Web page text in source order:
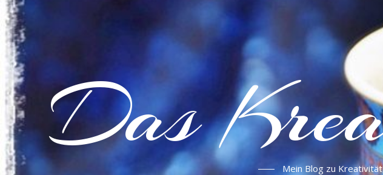
Das Mein Blog zu